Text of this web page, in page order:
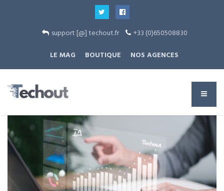
support [@] techout.fr
+33 (0)650508830
LE MAG
BOUTIQUE NOS AGENCES